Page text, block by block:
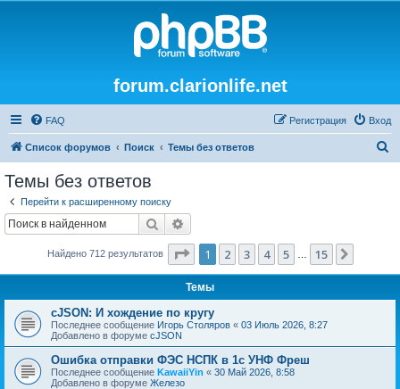
forum.clarionlife.net
FAQ Вход
Регистрация
Список форумов Поиск Темы без ответов
Темы без ответов
Перейти к расширенному поиску
Поиск
Найдено 712 результатов Страница из 15
1 2 3 4 5 15
Темы
cJSON: И хождение по кругу
Последнее сообщение Игорь Столяров « 03 Июль 2026, 8:27
Добавлено в форуме cJSON
Ошибка отправки ФЭС НСПК в 1с УНФ Фреш
Последнее сообщение KawaiiYin « 30 Май 2026, 8:58
Добавлено в форуме Железо